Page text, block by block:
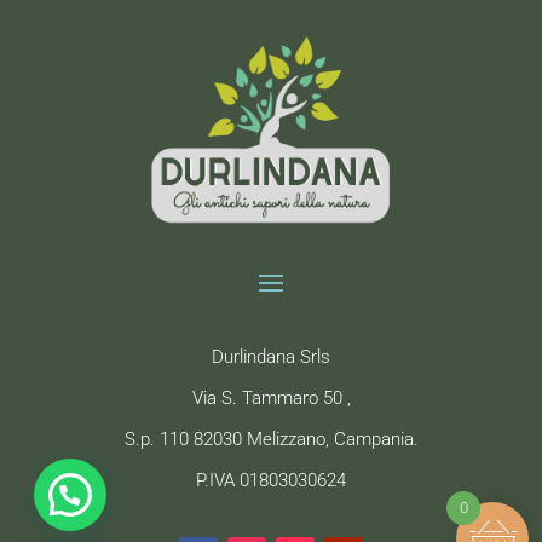
Durlindana Srls
Via S. Tammaro 50 ,
S.p. 110 82030 Melizzano, Campania.
P.IVA 01803030624
0